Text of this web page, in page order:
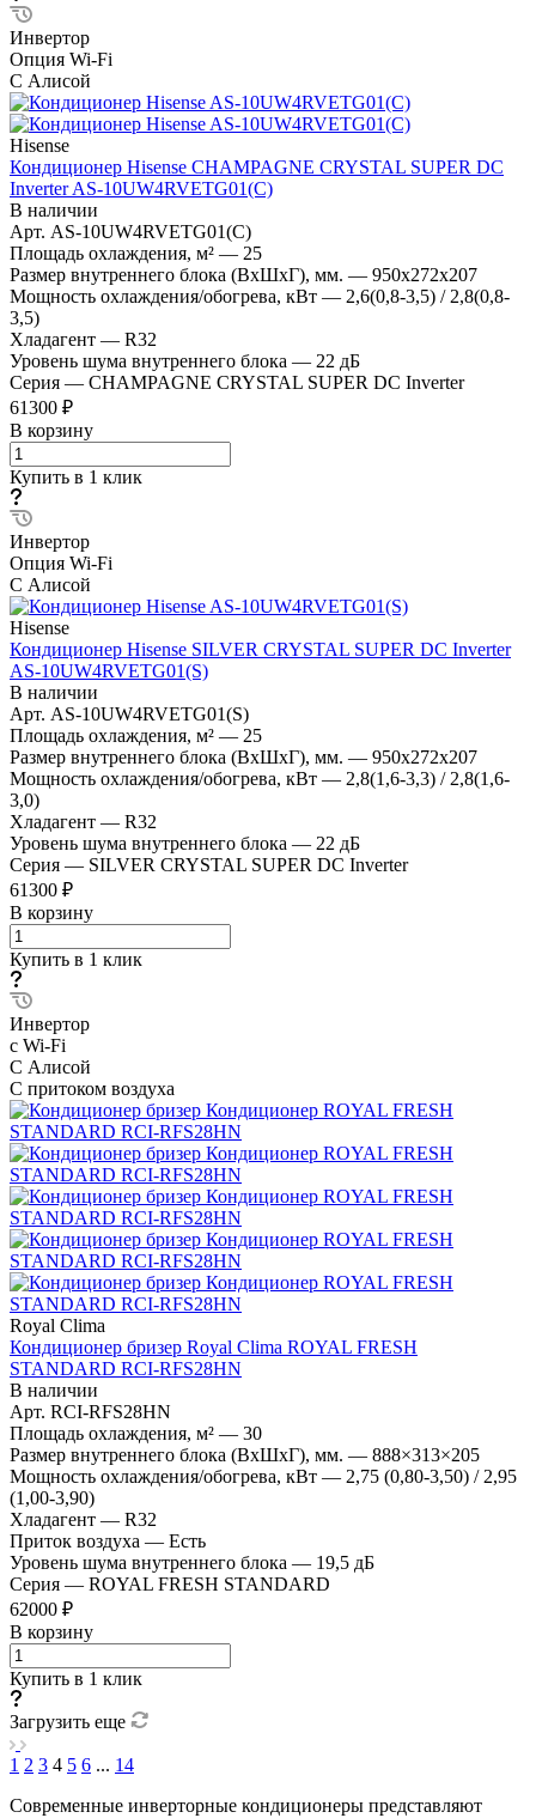
Инвертор
Опция Wi-Fi
С Алисой
Hisense
Кондиционер Hisense CHAMPAGNE CRYSTAL SUPER DC
Inverter AS-10UW4RVETG01(C)
В наличии
Арт. AS-10UW4RVETG01(C)
Площадь охлаждения, м² — 25
Размер внутреннего блока (ВхШхГ), мм. — 950x272x207
Мощность охлаждения/обогрева, кВт — 2,6(0,8-3,5) / 2,8(0,8-
3,5)
Хладагент — R32
Уровень шума внутреннего блока — 22 дБ
Серия — CHAMPAGNE CRYSTAL SUPER DC Inverter
61300 ₽
В корзину
Купить в 1 клик
Инвертор
Опция Wi-Fi
С Алисой
Hisense
Кондиционер Hisense SILVER CRYSTAL SUPER DC Inverter
AS-10UW4RVETG01(S)
В наличии
Арт. AS-10UW4RVETG01(S)
Площадь охлаждения, м² — 25
Размер внутреннего блока (ВхШхГ), мм. — 950x272x207
Мощность охлаждения/обогрева, кВт — 2,8(1,6-3,3) / 2,8(1,6-
3,0)
Хладагент — R32
Уровень шума внутреннего блока — 22 дБ
Серия — SILVER CRYSTAL SUPER DC Inverter
61300 ₽
В корзину
Купить в 1 клик
Инвертор
с Wi-Fi
С Алисой
С притоком воздуха
Royal Clima
Кондиционер бризер Royal Clima ROYAL FRESH
STANDARD RCI-RFS28HN
В наличии
Арт. RCI-RFS28HN
Площадь охлаждения, м² — 30
Размер внутреннего блока (ВхШхГ), мм. — 888×313×205
Мощность охлаждения/обогрева, кВт — 2,75 (0,80-3,50) / 2,95
(1,00-3,90)
Хладагент — R32
Приток воздуха — Есть
Уровень шума внутреннего блока — 19,5 дБ
Серия — ROYAL FRESH STANDARD
62000 ₽
В корзину
Купить в 1 клик
Загрузить еще
1 2 3 4 5 6 ... 14
Современные инверторные кондиционеры представляют